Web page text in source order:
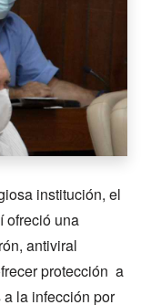
institución, el
ofreció una
antiviral
protección a
la infección por